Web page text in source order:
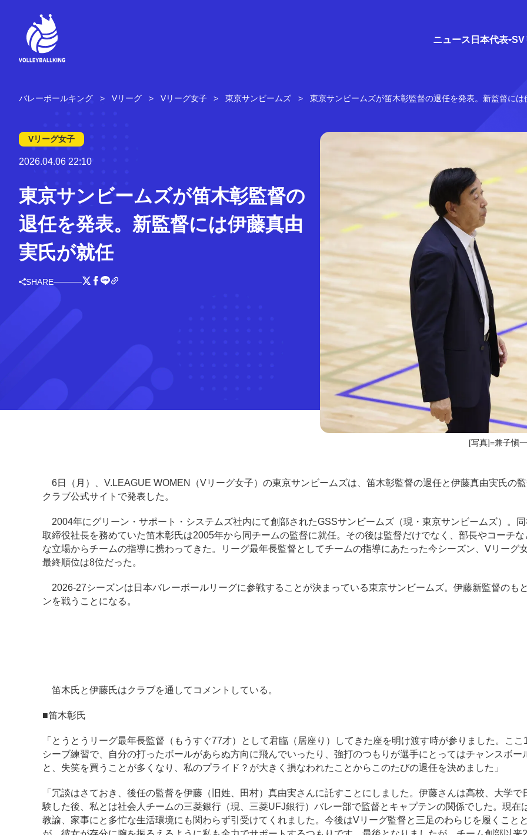
ニュース 日本代表 SV
バレーボールキング Vリーグ Vリーグ女子 東京サンビームズ 東京サンビームズが笛木彰監督の退任を発表。新監督に
Vリーグ女子
2026.04.06 22:10
東京サンビームズが笛木彰監督の
退任を発表。新監督には伊藤真由
実氏が就任
SHARE
[写真]=兼子愼
6日（月）、V.LEAGUE WOMEN（Vリーグ女子）の東京サンビームズは、笛木彰監督の退任と伊藤真由実氏の
クラブ公式サイトで発表した。
2004年にグリーン・サポート・システムズ社内にて創部されたGSSサンビームズ（現・東京サンビームズ）。
取締役社長を務めていた笛木彰氏は2005年から同チームの監督に就任。その後は監督だけでなく、部長やコーチ
な立場からチームの指導に携わってきた。リーグ最年長監督としてチームの指導にあたった今シーズン、Vリーグ
最終順位は8位だった。
2026-27シーズンは日本バレーボールリーグに参戦することが決まっている東京サンビームズ。伊藤新監督のも
ンを戦うことになる。
笛木氏と伊藤氏はクラブを通してコメントしている。
■笛木彰氏
「とうとうリーグ最年長監督（もうすぐ77才）として君臨（居座り）してきた座を明け渡す時が参りました。ここ
シーブ練習で、自分の打ったボールがあらぬ方向に飛んでいったり、強打のつもりが選手にとってはチャンスボー
と、失笑を買うことが多くなり、私のプライド？が大きく損なわれたことからこのたびの退任を決めました」
「冗談はさておき、後任の監督を伊藤（旧姓、田村）真由実さんに託すことにしました。伊藤さんは高校、大学で
験した後、私とは社会人チームの三菱銀行（現、三菱UFJ銀行）バレー部で監督とキャプテンの関係でした。現在
教諭、家事にと多忙な生活環境にも関わらず引受けてくれました。今後はVリーグ監督と三足のわらじを履くこと